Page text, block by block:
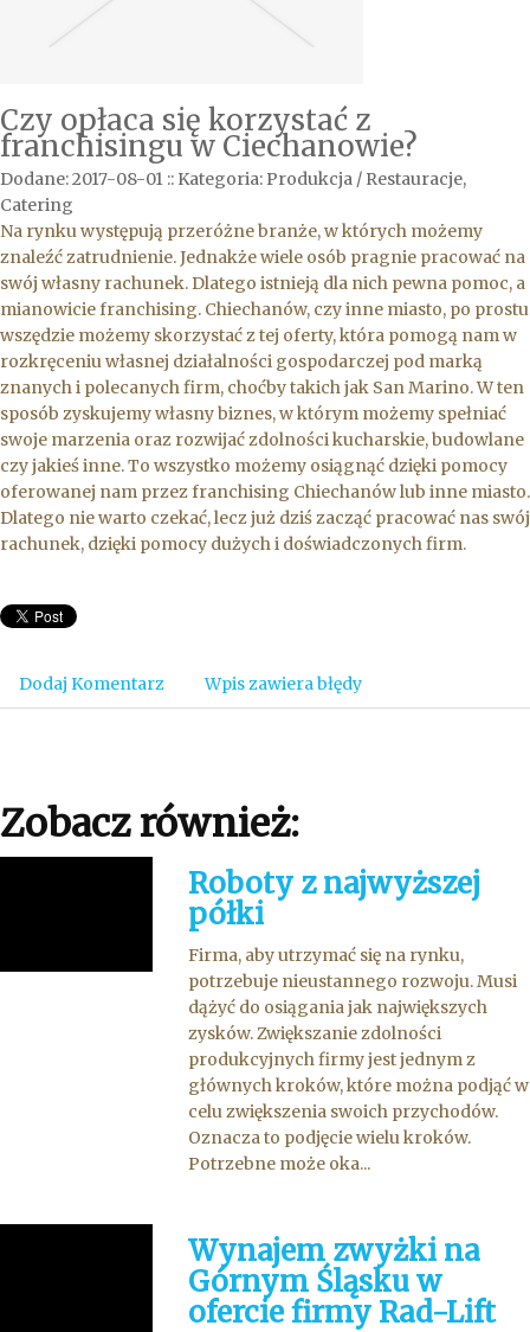
Czy opłaca się korzystać z
franchisingu w Ciechanowie?
Dodane: 2017-08-01 :: Kategoria: Produkcja / Restauracje,
Catering
Na rynku występują przeróżne branże, w których możemy
znaleźć zatrudnienie. Jednakże wiele osób pragnie pracować na
swój własny rachunek. Dlatego istnieją dla nich pewna pomoc, a
mianowicie franchising. Chiechanów, czy inne miasto, po prostu
wszędzie możemy skorzystać z tej oferty, która pomogą nam w
rozkręceniu własnej działalności gospodarczej pod marką
znanych i polecanych firm, choćby takich jak San Marino. W ten
sposób zyskujemy własny biznes, w którym możemy spełniać
swoje marzenia oraz rozwijać zdolności kucharskie, budowlane
czy jakieś inne. To wszystko możemy osiągnąć dzięki pomocy
oferowanej nam przez franchising Chiechanów lub inne miasto.
Dlatego nie warto czekać, lecz już dziś zacząć pracować nas swój
rachunek, dzięki pomocy dużych i doświadczonych firm.
Dodaj Komentarz Wpis zawiera błędy
Zobacz również:
Roboty z najwyższej
półki
Firma, aby utrzymać się na rynku,
potrzebuje nieustannego rozwoju. Musi
dążyć do osiągania jak największych
zysków. Zwiększanie zdolności
produkcyjnych firmy jest jednym z
głównych kroków, które można podjąć w
celu zwiększenia swoich przychodów.
Oznacza to podjęcie wielu kroków.
Potrzebne może oka...
Wynajem zwyżki na
Górnym Śląsku w
ofercie firmy Rad-Lift